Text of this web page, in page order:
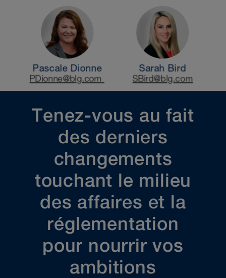
Tenez-vous au fait
des derniers
changements
touchant le milieu
des affaires et la
réglementation
pour nourrir vos
ambitions